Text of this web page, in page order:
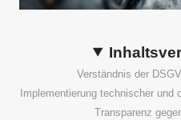
Verständnis der
Implementierung technischer und
Transparenz